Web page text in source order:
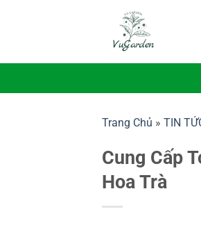
dung
Trang Chủ » TIN
Cung Cấp
Hoa Trà